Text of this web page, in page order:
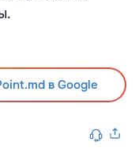
в Google